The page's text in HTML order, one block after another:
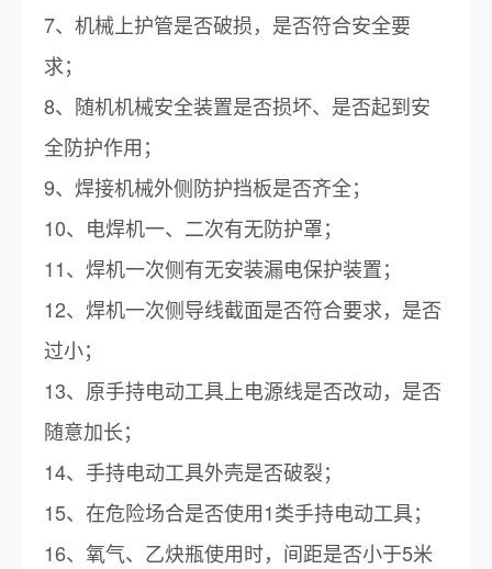
7、机械上护管是否破损，是否符合安全要
求；
8、随机机械安全装置是否损坏、是否起到安
全防护作用；
9、焊接机械外侧防护挡板是否齐全；
10、电焊机一、二次有无防护罩；
11、焊机一次侧有无安装漏电保护装置；
12、焊机一次侧导线截面是否符合要求，是否
过小；
13、原手持电动工具上电源线是否改动，是否
随意加长；
14、手持电动工具外壳是否破裂；
15、在危险场合是否使用1类手持电动工具；
16、氧气、乙炔瓶使用时，间距是否小于5米